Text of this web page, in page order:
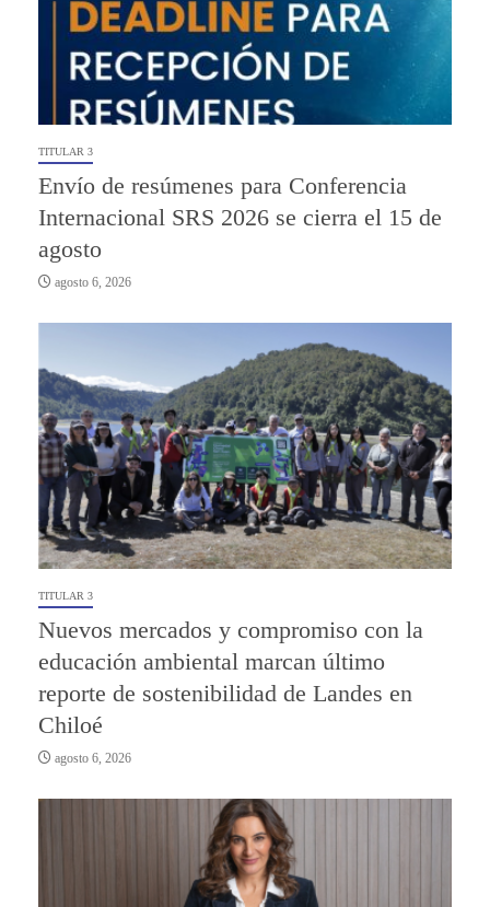
TITULAR 3
Envío de resúmenes para Conferencia
Internacional SRS 2026 se cierra el 15 de
agosto
agosto 6, 2026
TITULAR 3
Nuevos mercados y compromiso con la
educación ambiental marcan último
reporte de sostenibilidad de Landes en
Chiloé
agosto 6, 2026